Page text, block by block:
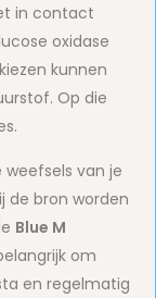
in contact
oxidase
kunnen
Op die
van je
de bron worden
Blue M
om
en regelmatig